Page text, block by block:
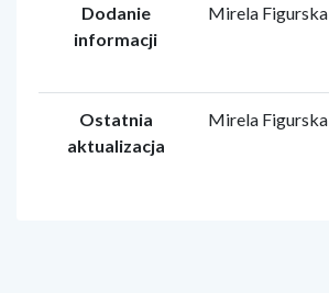
Dodanie
informacji
Mirela Figurska
Ostatnia
aktualizacja
Mirela Figurska